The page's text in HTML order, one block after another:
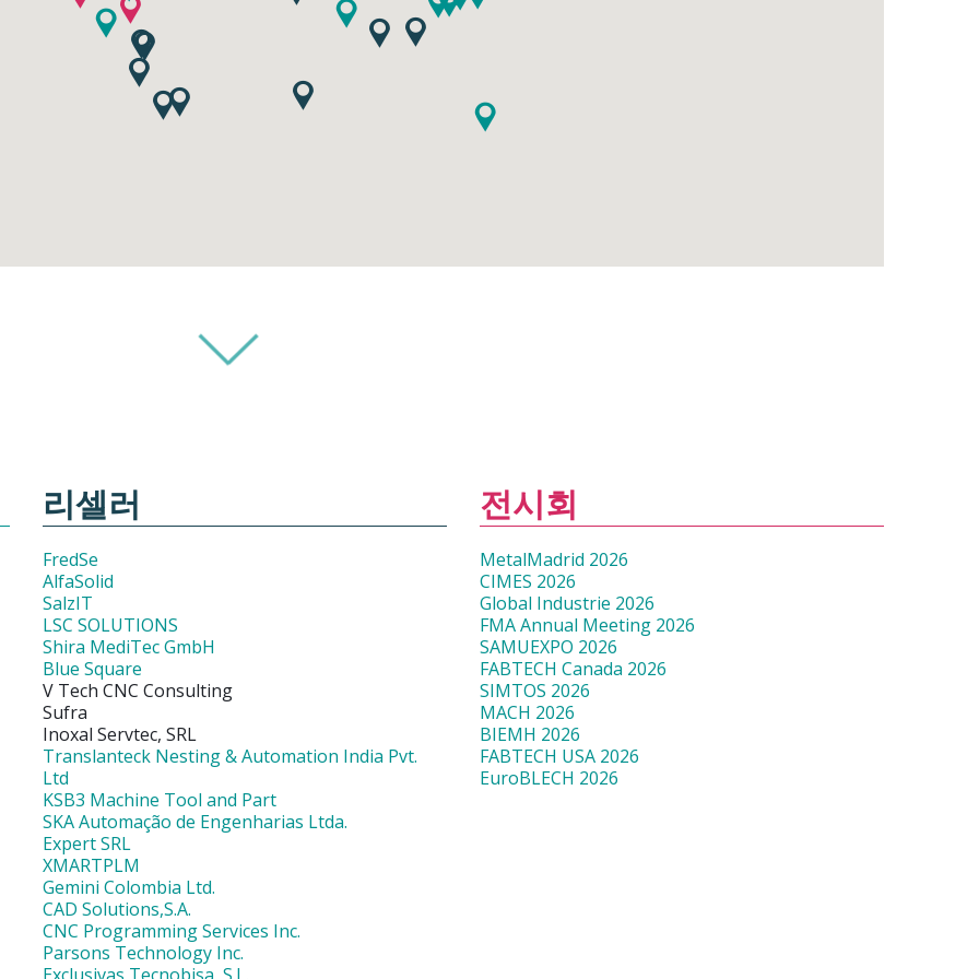
리셀러
FredSe
AlfaSolid
SalzIT
LSC SOLUTIONS
Shira MediTec GmbH
Blue Square
V Tech CNC Consulting
Sufra
Inoxal Servtec, SRL
Translanteck Nesting & Automation India Pvt.
Ltd
KSB3 Machine Tool and Part
SKA Automação de Engenharias Ltda.
Expert SRL
XMARTPLM
Gemini Colombia Ltd.
CAD Solutions,S.A.
CNC Programming Services Inc.
Parsons Technology Inc.
전시회
MetalMadrid 2026
CIMES 2026
Global Industrie 2026
FMA Annual Meeting 2026
SAMUEXPO 2026
FABTECH Canada 2026
SIMTOS 2026
MACH 2026
BIEMH 2026
FABTECH USA 2026
EuroBLECH 2026